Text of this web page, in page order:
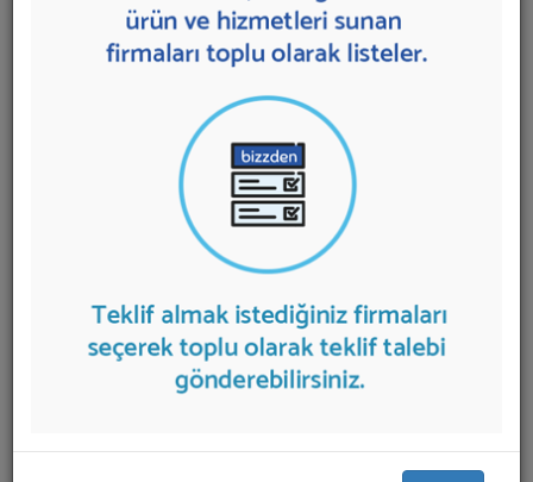
2 sonuç bulundu.
Cenaze Yıkama Aracısunan firmalar aşağıda
Cenaze Yıkama Aracıteklifi almak için
listeden seçim yapıp ya da "İlk 5 Firmadan Teklif İste"
kısmından toplu olarak teklif talebinizi firmalara
aktarabilirsiniz.